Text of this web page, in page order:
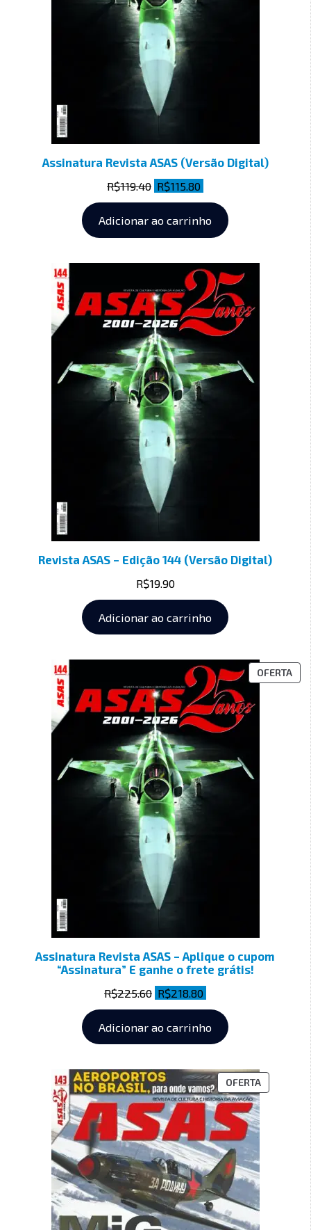
Assinatura Revista ASAS (Versão Digital)
R$119.40 R$115.80
Adicionar ao carrinho
Revista ASAS – Edição 144 (Versão Digital)
R$19.90
Adicionar ao carrinho
OFERTA
Assinatura Revista ASAS – Aplique o cupom
“Assinatura” E ganhe o frete grátis!
R$225.60 R$218.80
Adicionar ao carrinho
OFERTA